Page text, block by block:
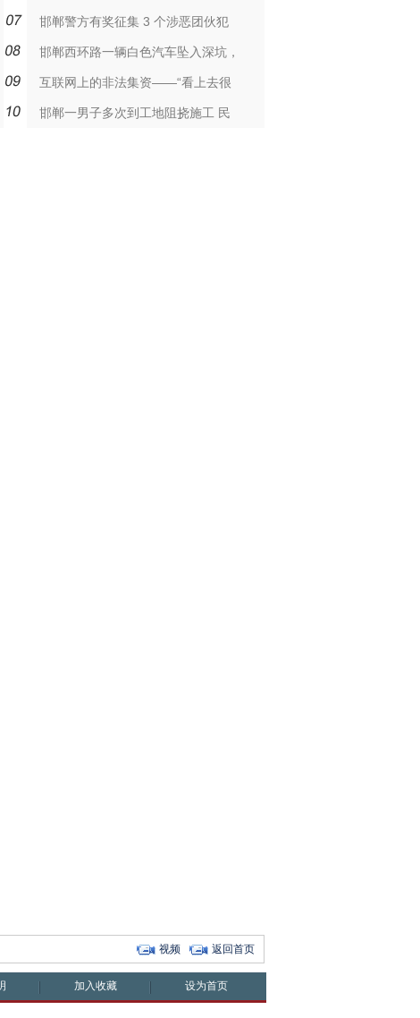
邯郸警方有奖征集 3 个涉恶团伙犯
邯郸西环路一辆白色汽车坠入深坑，
互联网上的非法集资——“看上去很
邯郸一男子多次到工地阻挠施工 民
返回首页
视频
加入收藏 设为首页